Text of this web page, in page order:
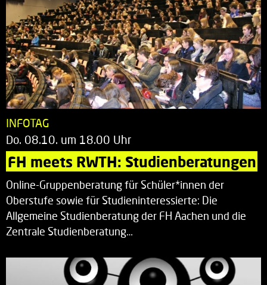
INFOTAG
Do. 08.10. um 18.00 Uhr
FH meets RWTH: Studienberatungen
Online-Gruppenberatung für Schüler*innen der
Oberstufe sowie für Studieninteressierte: Die
Allgemeine Studienberatung der FH Aachen und die
Zentrale Studienberatung…